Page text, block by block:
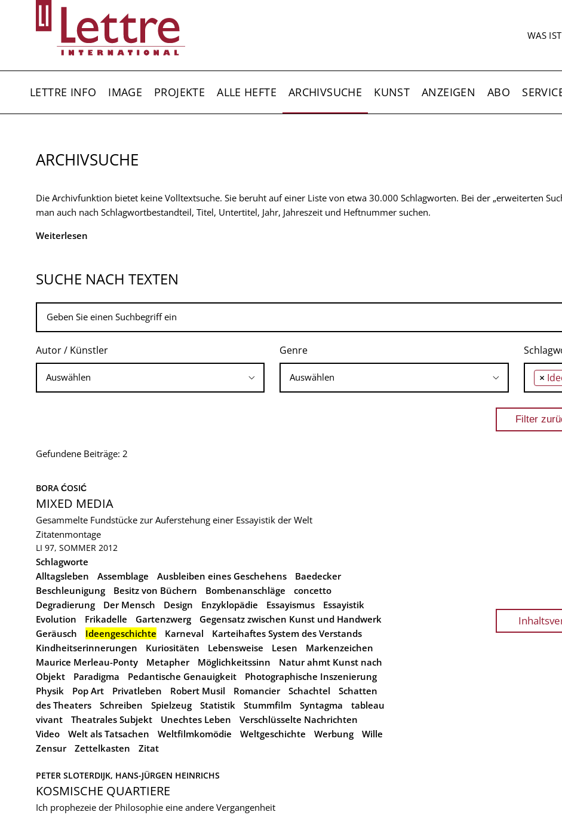
WAS
LETTRE INFO IMAGE PROJEKTE ALLE HEFTE ARCHIVSUCHE KUNST ANZEIGEN ABO
ARCHIVSUCHE
Die Archivfunktion bietet keine Volltextsuche. Sie beruht auf einer Liste von etwa 30.000 Schlagworten. Bei der „erweiterten
man auch nach Schlagwortbestandteil, Titel, Untertitel, Jahr, Jahreszeit und Heftnummer suchen.
Weiterlesen
SUCHE NACH TEXTEN
Autor / Künstler Genre
×
Gefundene Beiträge: 2
BORA ĆOSIĆ
MIXED MEDIA
Gesammelte Fundstücke zur Auferstehung einer Essayistik der Welt
Zitatenmontage
LI 97, SOMMER 2012
Schlagworte
Alltagsleben
Assemblage Ausbleiben eines Geschehens
Baedecker
Beschleunigung
Besitz von Büchern Bombenanschläge
concetto
Degradierung
Der Mensch Design Enzyklopädie Essayismus
Essayistik
Evolution
Frikadelle Gartenzwerg
Gegensatz zwischen Kunst und Handwerk
Geräusch
Ideengeschichte Karneval
Karteihaftes System des Verstands
Kindheitserinnerungen
Kuriositäten Lebensweise Lesen
Markenzeichen
Maurice Merleau-Ponty
Metapher Möglichkeitssinn
Natur ahmt Kunst nach
Objekt
Paradigma Pedantische Genauigkeit
Photographische Inszenierung
Physik
Pop Art Privatleben Robert Musil Romancier Schachtel
Schatten
des Theaters
Schreiben Spielzeug Statistik Stummfilm Syntagma
tableau
vivant
Theatrales Subjekt Unechtes Leben
Verschlüsselte Nachrichten
Video
Welt als Tatsachen Weltfilmkomödie Weltgeschichte Werbung
Wille
Zensur
Zettelkasten Zitat
PETER SLOTERDIJK, HANS-JÜRGEN HEINRICHS
KOSMISCHE QUARTIERE
Ich prophezeie der Philosophie eine andere Vergangenheit